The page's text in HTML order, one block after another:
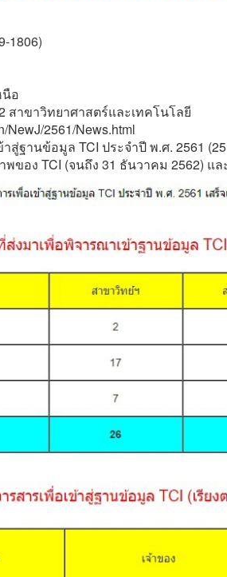
1806)
อ
สาขาวิทยาศาสตร์และเทคโนโลยี
NewJ/2561/News.html
ฐานข้อมูล TCI ประจำปี พ.ศ. 2561
ของ TCI (จนถึง 31 ธันวาคม 2562) แ